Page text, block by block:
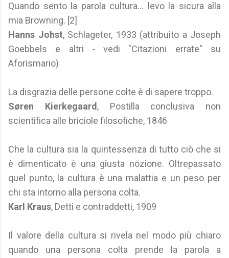
Quando sento la parola cultura... levo la sicura alla
mia Browning. [2]
Hanns Johst, Schlageter, 1933 (attribuito a Joseph
Goebbels e altri - vedi "Citazioni errate" su
Aforismario)
La disgrazia delle persone colte è di sapere troppo.
Søren Kierkegaard , Postilla conclusiva non
scientifica alle briciole filosofiche, 1846
Che la cultura sia la quintessenza di tutto ciò che si
è dimenticato è una giusta nozione. Oltrepassato
quel punto, la cultura è una malattia e un peso per
chi sta intorno alla persona colta.
Karl Kraus, Detti e contraddetti, 1909
Il valore della cultura si rivela nel modo più chiaro
quando una persona colta prende la parola a